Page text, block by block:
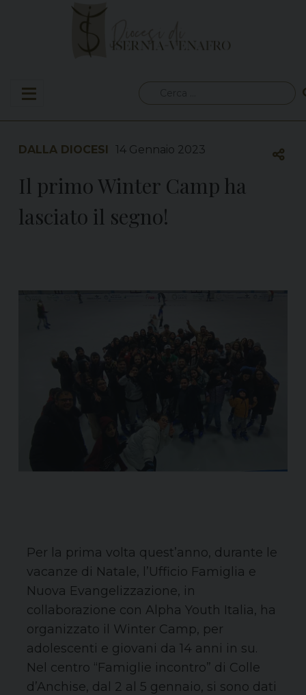
per:
DALLA DIOCESI 14 Gennaio 2023
Il primo Winter Camp ha
lasciato il segno!
Per la prima volta quest’anno, durante le
vacanze di Natale, l’Ufficio Famiglia e
Nuova Evangelizzazione, in
collaborazione con Alpha Youth Italia, ha
organizzato il Winter Camp, per
adolescenti e giovani da 14 anni in su.
Nel centro “Famiglie incontro” di Colle
d’Anchise, dal 2 al 5 gennaio, si sono dati